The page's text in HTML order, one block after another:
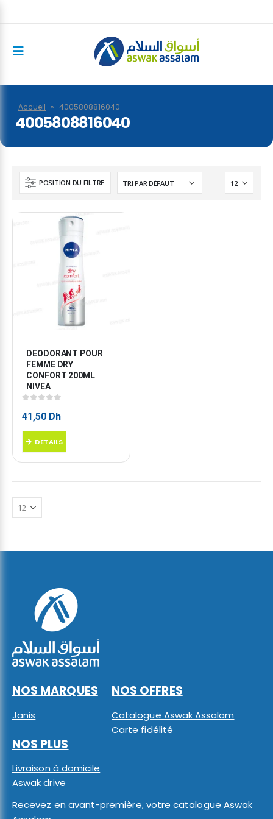
Accueil » 4005808816040
4005808816040
POSITION DU FILTRE
DEODORANT POUR
FEMME DRY
CONFORT 200ML
NIVEA
41,50 Dh
DETAILS
NOS MARQUES
Janis
NOS OFFRES
Catalogue Aswak Assalam
Carte fidélité
NOS PLUS
Livraison à domicile
Aswak drive
Recevez en avant-première, votre catalogue Aswak